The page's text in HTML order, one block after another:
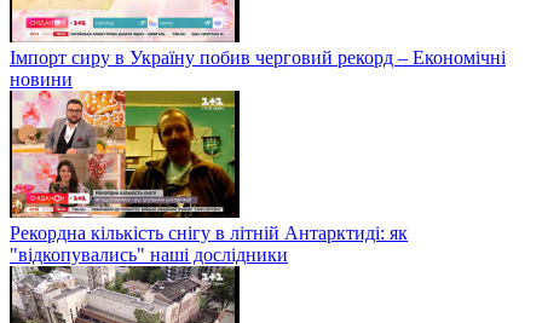
Імпорт сиру в Україну побив черговий рекорд – Економічні
новини
Рекордна кількість снігу в літній Антарктиді: як
"відкопувались" наші дослідники